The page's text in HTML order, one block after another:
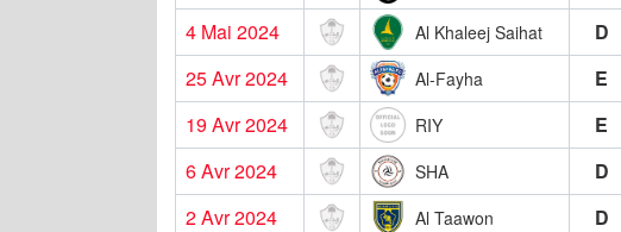
4 Mai 2024
Al Khaleej Saihat D
25 Avr 2024
Al-Fayha E
19 Avr 2024
RIY E
6 Avr 2024
SHA D
2 Avr 2024
Al Taawon D